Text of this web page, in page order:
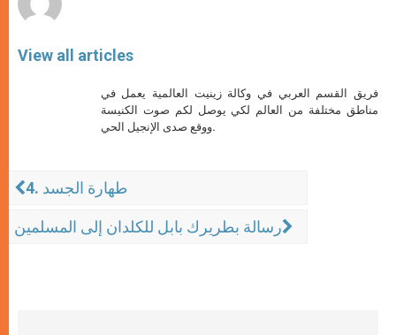
View all articles
فريق القسم العربي في وكالة زينيت العالمية يعمل في
مناطق مختلفة من العالم لكي يوصل لكم صوت الكنيسة
ووقع صدى الإنجيل الحي.
4. طهارة الجسد
رسالة بطريرك بابل للكلدان إلى المسلمين